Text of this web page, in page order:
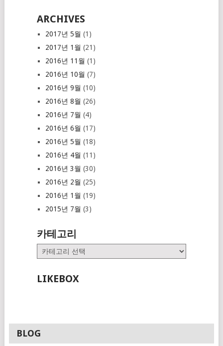
ARCHIVES
2017년 5월 (1)
2017년 1월 (21)
2016년 11월 (1)
2016년 10월 (7)
2016년 9월 (10)
2016년 8월 (26)
2016년 7월 (4)
2016년 6월 (17)
2016년 5월 (18)
2016년 4월 (11)
2016년 3월 (30)
2016년 2월 (25)
2016년 1월 (19)
2015년 7월 (3)
카테고리
카
테
리
LIKEBOX
BLOG